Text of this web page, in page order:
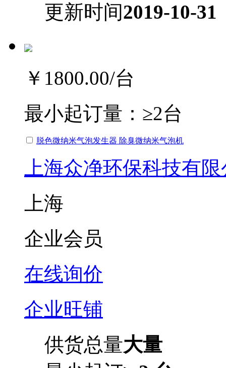
更新时间2019-10-31
￥1800.00/台
最小起订量： ≥2台
脱色微纳米气泡发生器 除臭微纳米气泡机
上海众净环保科技有
上海
企业会员
在线询价
企业旺铺
供货总量大量